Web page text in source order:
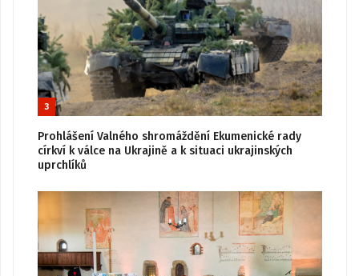
3
Prohlášení Valného shromáždění Ekumenické rady
církví k válce na Ukrajině a k situaci ukrajinských
uprchlíků